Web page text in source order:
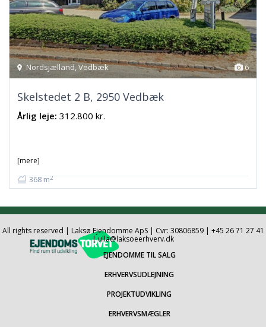
6
Nordsjælland,Vedbæk
Skelstedet 2 B, 2950 Vedbæk
Årlig leje: 312.800 kr.
[mere]
368 m2
All rights reserved | Laksø Ejendomme ApS | Cvr: 30806859 | +45 26 71 27 41
| ulla@laksoeerhverv.dk
EJENDOMME TIL SALG
ERHVERVSUDLEJNING
PROJEKTUDVIKLING
ERHVERVSMÆGLER